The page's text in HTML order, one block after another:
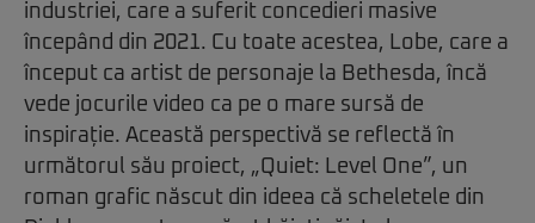
industriei, care a suferit concedieri masive
începând din 2021. Cu toate acestea, Lobe, care a
început ca artist de personaje la Bethesda, încă
vede jocurile video ca pe o mare sursă de
inspirație. Această perspectivă se reflectă în
următorul său proiect, „Quiet: Level One”, un
roman grafic născut din ideea că scheletele din